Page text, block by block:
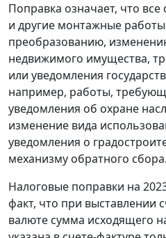
Поправка означает, что
и другие монтажные работы
преобразованию,
недвижимого имущества,
или уведомления
например, работы,
уведомления об охране
изменение вида
уведомления о
механизму обратного сбора.
Налоговые поправки на
факт, что при выставлении
валюте сумма исходящего